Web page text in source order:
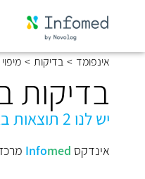
אינפומד > בדיקות >
בדיקות
יש לנו 2 תוצאות באתר
אינדקס Infomed